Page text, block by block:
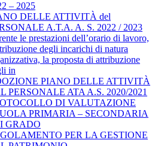
– 2025
DELLE ATTIVITÀ del
A.T.A. A. S. 2022 / 2023
le prestazioni dell’orario di lavoro,
degli incarichi di natura
la proposta di attribuzione
in
PIANO DELLE ATTIVITÀ
PERSONALE ATA A.S. 2020/2021
DI VALUTAZIONE
PRIMARIA – SECONDARIA
GRADO
PER LA GESTIONE